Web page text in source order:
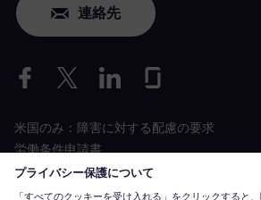
連絡先
米国のみ：障害に対する配慮の要求
労働条件申請書
siemens-energy.comグローバルウェブサイト